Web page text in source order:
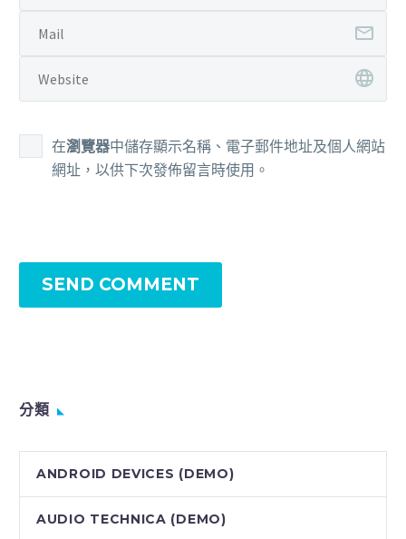
在瀏覽器中儲存顯示名稱、電子郵件地址及個人網站
網址，以供下次發佈留言時使用。
SEND COMMENT
分類
ANDROID DEVICES (DEMO)
AUDIO TECHNICA (DEMO)